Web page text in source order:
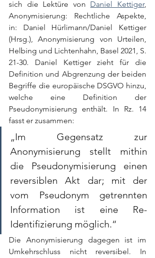
sich die Lektüre von Daniel Kettiger,
Anonymisierung: Rechtliche Aspekte,
in: Daniel Hürlimann/Daniel Kettiger
(Hrsg.), Anonymisierung von Urteilen,
Helbing und Lichtenhahn, Basel 2021, S.
21-30. Daniel Kettiger zieht für die
Definition und Abgrenzung der beiden
Begriffe die europäische DSGVO hinzu,
welche eine Definition der
Pseudonymisierung enthält. In Rz. 14
fasst er zusammen:
„Im Gegensatz zur
Anonymisierung stellt mithin
die Pseudonymisierung einen
reversiblen Akt dar; mit der
vom Pseudonym getrennten
Information ist eine Re-
Identifizierung möglich.“
Die Anonymisierung dagegen ist im
Umkehrschluss nicht reversibel. In